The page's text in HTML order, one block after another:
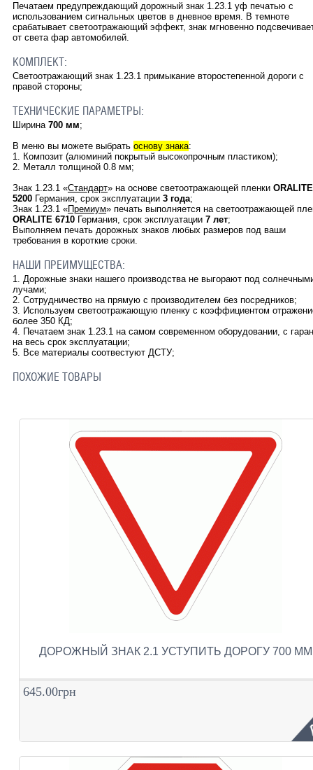
Печатаем предупреждающий дорожный знак 1.23.1 уф печатью с
использованием сигнальных цветов в дневное время. В темноте
срабатывает светоотражающий эффект, знак мгновенно
от света фар автомобилей.
КОМПЛЕКТ:
Светоотражающий знак 1.23.1 примыкание второстепенной дороги с
правой стороны;
ТЕХНИЧЕСКИЕ ПАРАМЕТРЫ:
Ширина 700 мм;
В меню вы можете выбрать основу знака:
1. Композит (алюминий покрытый высокопрочным пластиком);
2. Металл толщиной 0.8 мм;
Знак 1.23.1 «Стандарт» на основе светоотражающей пленки ORALITE
5200Германия, срок эксплуатации 3 года;
Знак 1.23.1«Премиум» печать выполняется на светоотражающей
ORALITE 6710Германия, срок эксплуатации 7 лет;
Выполняем печать дорожных знаков любых размеров под ваши
требования в короткие сроки.
НАШИ ПРЕИМУЩЕСТВА:
1. Дорожные знаки нашего производства не выгорают под
лучами;
2. Сотрудничество на прямую с производителем без посредников;
3. Используем светоотражающую пленку с коэффициентом
более 350 КД;
4. Печатаем знак 1.23.1на самом современном оборудовании, с
на весь срок эксплуатации;
5. Все материалы соотвестуют ДСТУ;
ПОХОЖИЕ ТОВАРЫ
ДОРОЖНЫЙ ЗНАК 2.1 УСТУПИТЬ ДОРОГУ 700 ММ
645.00грн